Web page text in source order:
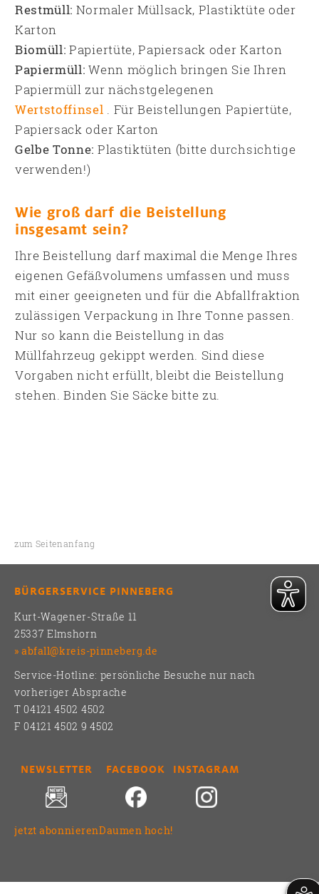
Restmüll: Normaler Müllsack, Plastiktüte oder
Karton
Biomüll:Papiertüte, Papiersack oder Karton
Papiermüll:Wenn möglich bringen Sie Ihren
Papiermüll zur nächstgelegenen
Wertstoffinsel
. Für Beistellungen Papiertüte,
Papiersack oder Karton
Gelbe Tonne: Plastiktüten (bitte durchsichtige
verwenden!)
Wie groß darf die Beistellung
insgesamt sein?
Ihre Beistellung darf maximal die Menge Ihres
eigenen Gefäßvolumens umfassen und muss
mit einer geeigneten und für die Abfallfraktion
zulässigen Verpackung in Ihre Tonne passen.
Nur so kann die Beistellung in das
Müllfahrzeug gekippt werden. Sind diese
Vorgaben nicht erfüllt, bleibt die Beistellung
stehen. Binden Sie Säcke bitte zu.
zum Seitenanfang
BÜRGERSERVICE PINNEBERG
Kurt-Wagener-Straße 11
25337 Elmshorn
abfall@kreis-pinneberg.de
Service-Hotline: persönliche Besuche nur nach
vorheriger Absprache
T 04121 4502 4502
F 04121 4502 9 4502
NEWSLETTER
jetzt abonnieren
FACEBOOK
Daumen hoch!
INSTAGRAM